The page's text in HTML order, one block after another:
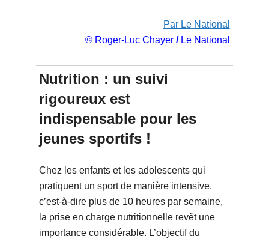
Par Le National
© Roger-Luc Chayer/Le National
Nutrition : un suivi
rigoureux est
indispensable pour les
jeunes sportifs !
Chez les enfants et les adolescents qui
pratiquent un sport de manière intensive,
c’est-à-dire plus de 10 heures par semaine,
la prise en charge nutritionnelle revêt une
importance considérable. L’objectif du